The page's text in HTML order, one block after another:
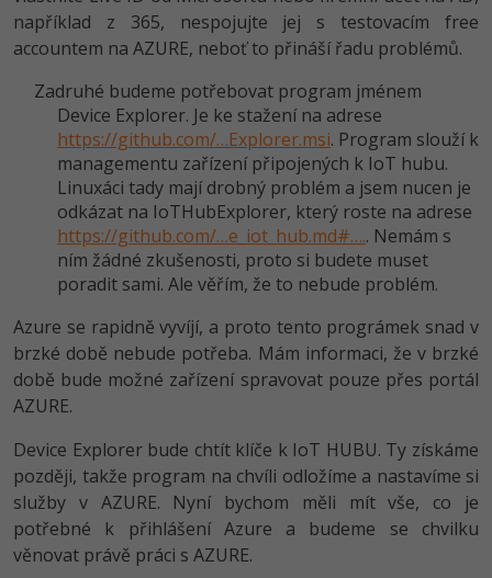
například z 365, nespojujte jej s testovacím free
accountem na AZURE, neboť to přináší řadu problémů.
Zadruhé budeme potřebovat program jménem
Device Explorer. Je ke stažení na adrese
https://github.com/…Explorer.msi. Program slouží k
managementu zařízení připojených k IoT hubu.
Linuxáci tady mají drobný problém a jsem nucen je
odkázat na IoTHubExplorer, který roste na adrese
https://github.com/…e_iot_hub.md#….. Nemám s
ním žádné zkušenosti, proto si budete muset
poradit sami. Ale věřím, že to nebude problém.
Azure se rapidně vyvíjí, a proto tento prográmek snad v
brzké době nebude potřeba. Mám informaci, že v brzké
době bude možné zařízení spravovat pouze přes portál
AZURE.
Device Explorer bude chtít klíče k IoT HUBU. Ty získáme
později, takže program na chvíli odložíme a nastavíme si
služby v AZURE. Nyní bychom měli mít vše, co je
potřebné k přihlášení Azure a budeme se chvilku
věnovat právě práci s AZURE.